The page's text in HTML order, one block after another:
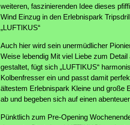
weiteren, faszinierenden Idee dieses
Wind Einzug in den Erlebnispark
„LUFTIKUS“
Auch hier wird sein unermüdlicher
Weise lebendig Mit viel Liebe zum
gestaltet, fügt sich „LUFTIKUS“
Kolbenfresser ein und passt damit
ältestem Erlebnispark Kleine und große
ab und begeben sich auf einen
Pünktlich zum Pre-Opening